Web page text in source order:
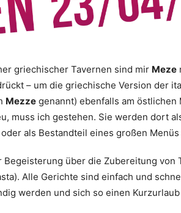
griechischer Tavernen sind mir Meze
– um die griechische Version der
Mezze genannt) ebenfalls am östlichen
muss ich gestehen. Sie werden dort
als Bestandteil eines großen
über die Zubereitung von
Alle Gerichte sind einfach und
werden und sich so einen